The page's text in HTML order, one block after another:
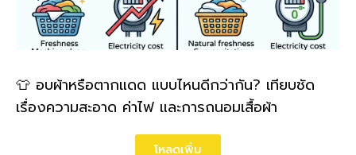
👕 อบผ้าหรือตากแดด แบบไหนดีกว่ากัน? เทียบชัด
เรื่องความสะอาด ค่าไฟ และการถนอมเสื้อผ้า
โหลดเพิ่ม